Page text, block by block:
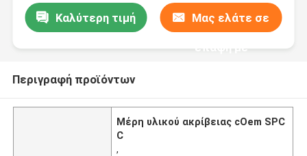
Καλύτερη τιμή Μας ελάτε σε
επαφή με
Περιγραφή προϊόντων
Μέρη υλικού ακρίβειας cOem SPC
C
,